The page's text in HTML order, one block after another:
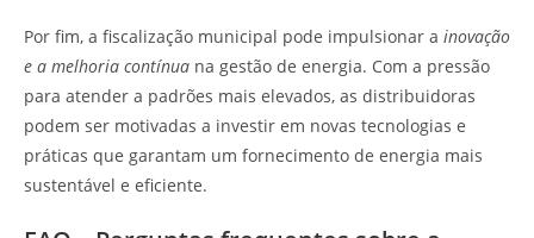
Por fim, a fiscalização municipal pode impulsionar a inovação
e a melhoria contínua na gestão de energia. Com a pressão
para atender a padrões mais elevados, as distribuidoras
podem ser motivadas a investir em novas tecnologias e
práticas que garantam um fornecimento de energia mais
sustentável e eficiente.